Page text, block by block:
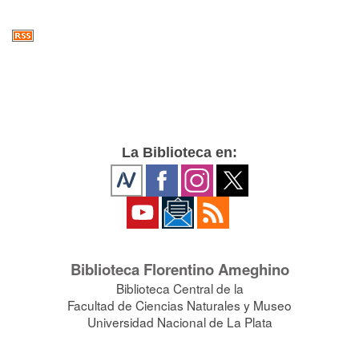
La Biblioteca en:
Biblioteca Florentino Ameghino
Biblioteca Central de la
Facultad de Ciencias Naturales y Museo
Universidad Nacional de La Plata